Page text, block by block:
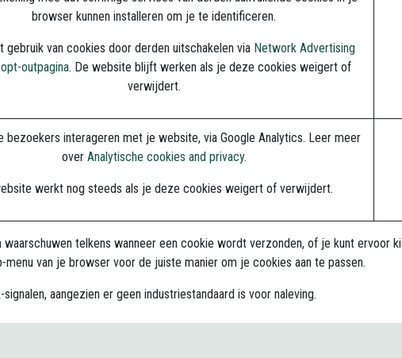
browser kunnen installeren om je te identificeren.
gebruik van cookies door derden uitschakelen via Network Advertising
outpagina. De website blijft werken als je deze cookies weigert of
verwijdert.
bezoekers interageren met je website, via Google Analytics. Leer meer
over Analytische cookies and privacy.
werkt nog steeds als je deze cookies weigert of verwijdert.
telkens wanneer een cookie wordt verzonden, of je kunt ervoor
van je browser voor de juiste manier om je cookies aan te passen.
aangezien er geen industriestandaard is voor naleving.